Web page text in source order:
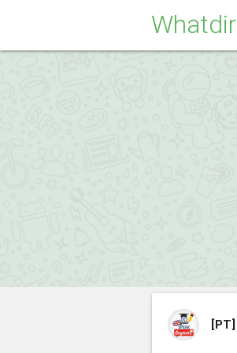
Whatdir
[PT]